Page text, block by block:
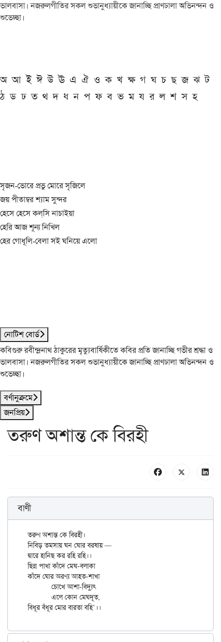
ভালবাসা। নজরুলগীতির সকল শুভানুধ্যায়ীকে জানাচ্ছি প্রাণঢালা অভিনন্দন ও
শুভেচ্ছা।
অ আ ই ঈ উ ঊ এ ঐ ও ক খ ক্ষ গ ঘ চ ছ জ ঝ ট
ঠ ড ঢ ত থ দ ধ ন প ফ ব ভ ম য র ল শ স হ
সৃজন-ভোরে প্রভু মোরে সৃজিলে
জয় পীতাম্বর শ্যাম সুন্দর
হেসে হেসে কল্‌সি নাচাইয়া
হেরি আজ শূন্য নিখিল
হের গোধূলি-বেলা সই ঘনিয়ে এলো
নোটিশ বোর্ড
কবিগুরু রবীন্দ্রনাথ ঠাকুরের মৃত্যুবার্ষিকীতে কবির প্রতি জানাচ্ছি গভীর শ্রদ্ধা ও
ভালবাসা। নজরুলগীতির সকল শুভানুধ্যায়ীকে জানাচ্ছি প্রাণঢালা অভিনন্দন ও
শুভেচ্ছা।
বর্ণানুক্রমে
জনপ্রিয়
তরুণ অশান্ত কে বিরহী
বাণী
তরুণ অশান্ত কে বিরহী।
নিবিড় তমসায় ঘন ঘোর বরষায় —
দ্বারে হানিছ কর রহি রহি।।
ছিন্ন পাখা কাঁদে মেঘ-বলাকা
কাঁদে ঘোর অরণ্য আহত-শাখা